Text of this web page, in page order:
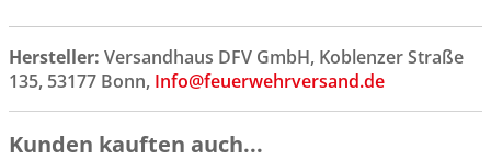
Hersteller: Versandhaus DFV GmbH, Koblenzer Straße
135, 53177 Bonn, Info@feuerwehrversand.de
Kunden kauften auch...